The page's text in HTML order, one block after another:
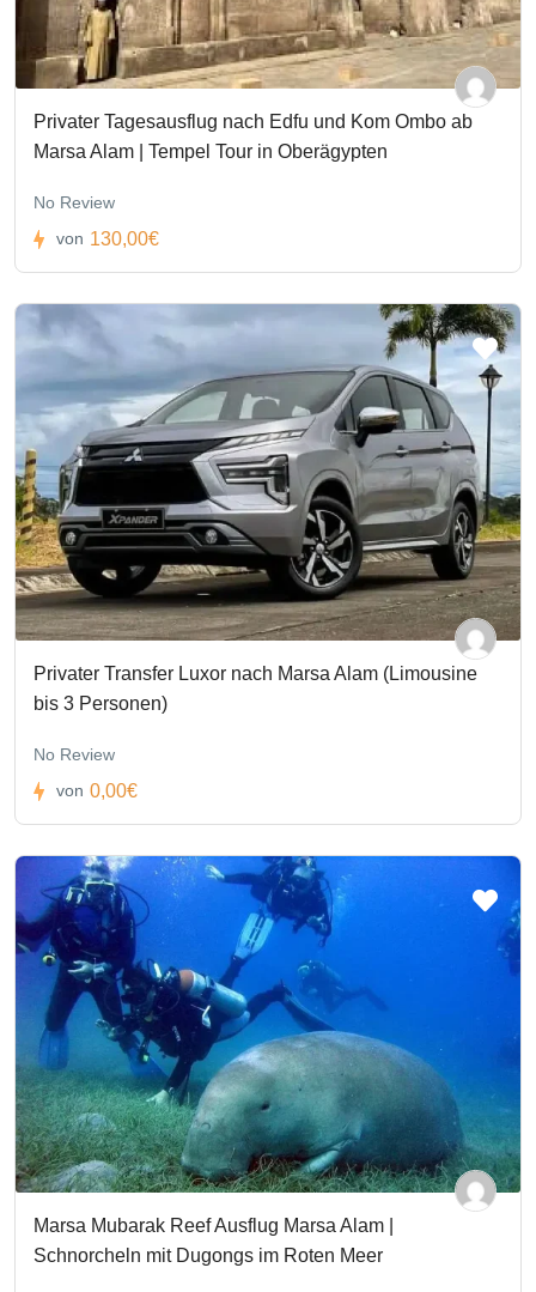
Privater Tagesausflug nach Edfu und Kom Ombo ab
Marsa Alam | Tempel Tour in Oberägypten
No Review
von 130,00€
Privater Transfer Luxor nach Marsa Alam (Limousine
bis 3 Personen)
No Review
von 0,00€
Marsa Mubarak Reef Ausflug Marsa Alam |
Schnorcheln mit Dugongs im Roten Meer